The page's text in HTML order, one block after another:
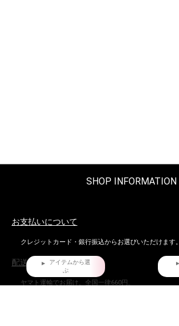
SHOP INFORMATION
お支払いについて
クレジットカード・銀行振込からお選びいただけます。
配送・梱包について。
ヤマト運輸でお届け。全国一律660円。
アイテムから選
ぶ